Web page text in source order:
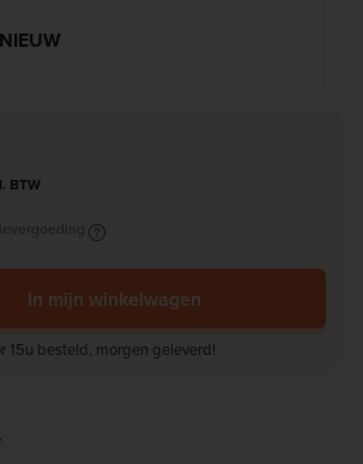
BTW
In mijn winkelwagen
15u besteld, morgen geleverd!